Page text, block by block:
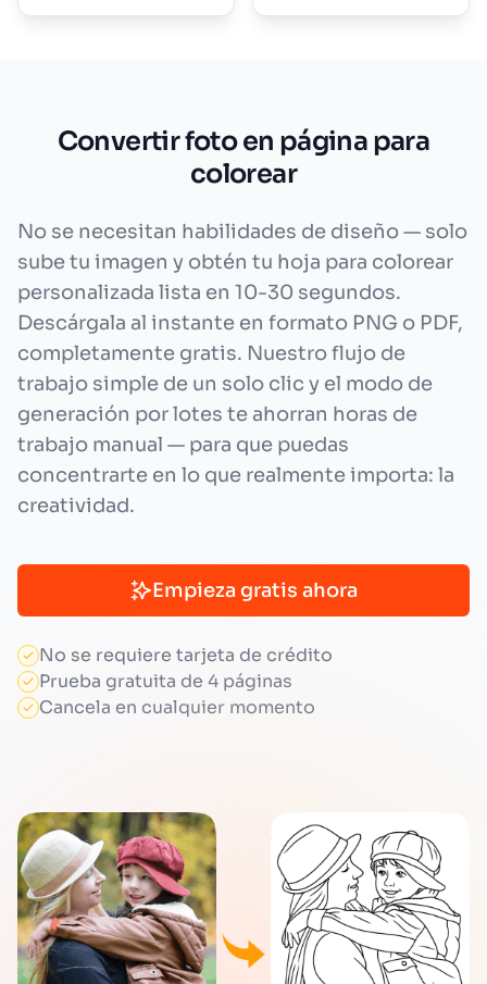
Convertir foto en página para
colorear
No se necesitan habilidades de diseño — solo
sube tu imagen y obtén tu hoja para colorear
personalizada lista en 10-30 segundos.
Descárgala al instante en formato PNG o PDF,
completamente gratis. Nuestro flujo de
trabajo simple de un solo clic y el modo de
generación por lotes te ahorran horas de
trabajo manual — para que puedas
concentrarte en lo que realmente importa: la
creatividad.
Empieza gratis ahora
No se requiere tarjeta de crédito
Prueba gratuita de 4 páginas
Cancela en cualquier momento